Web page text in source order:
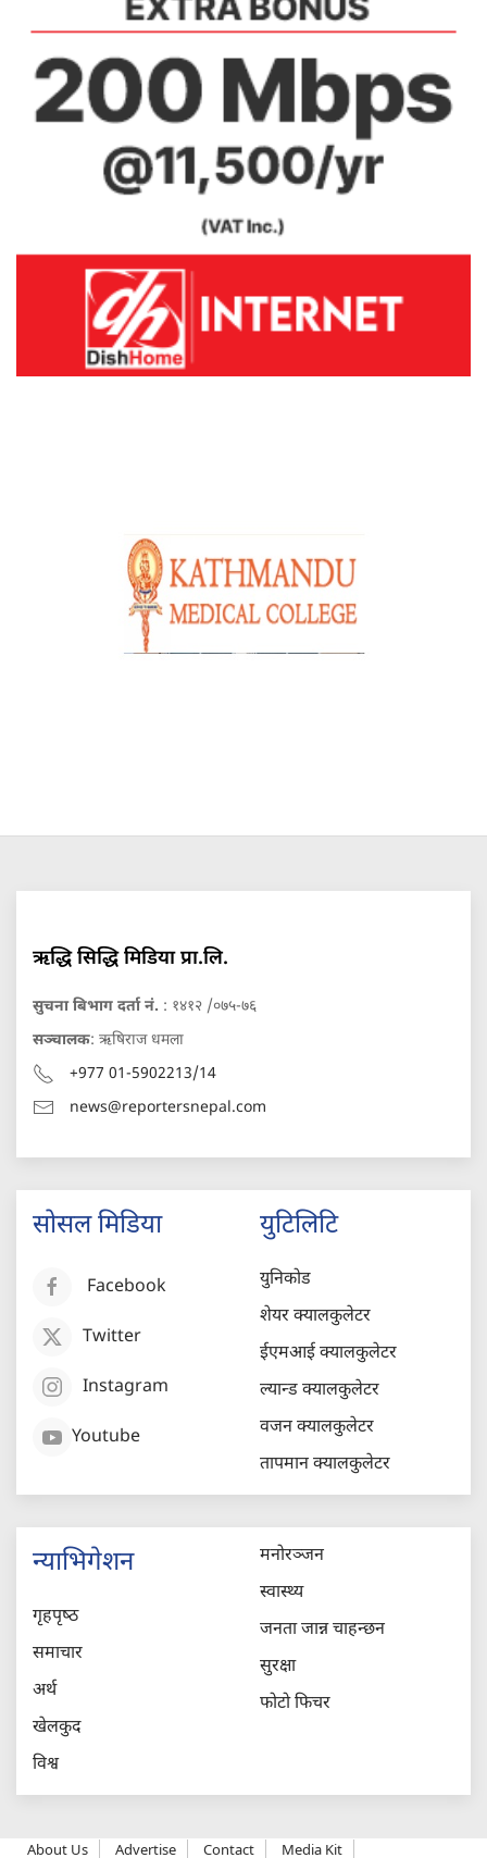
ऋद्धि सिद्धि मिडिया प्रा.लि.
सुचना बिभाग दर्ता नं. : १४१२ /०७५-७६
सञ्चालक: ऋषिराज धमला
+977 01-5902213/14
news@reportersnepal.com
सोसल मिडिया
Facebook
Twitter
Instagram
Youtube
युटिलिटि
युनिकोड
शेयर क्यालकुलेटर
ईएमआई क्यालकुलेटर
ल्यान्ड क्यालकुलेटर
वजन क्यालकुलेटर
तापमान क्यालकुलेटर
न्याभिगेशन
गृहपृष्‍ठ
समाचार
अर्थ
खेलकुद
विश्व
मनोरञ्जन
स्वास्थ्य
जनता जान्न चाहन्छन
सुरक्षा
फोटो फिचर
About Us Advertise Contact Media Kit